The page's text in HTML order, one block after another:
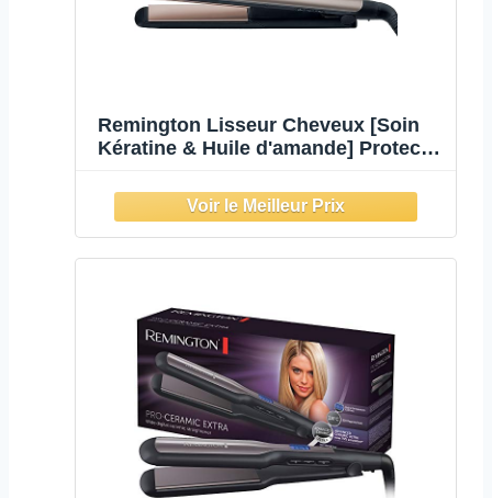
Remington Lisseur Cheveux [Soin
Kératine & Huile d'amande] Protect
Ecran LCD, 10 réglages de
Température 150-230°C, Voltage
universel,pochette) Fer à lisser
S8540